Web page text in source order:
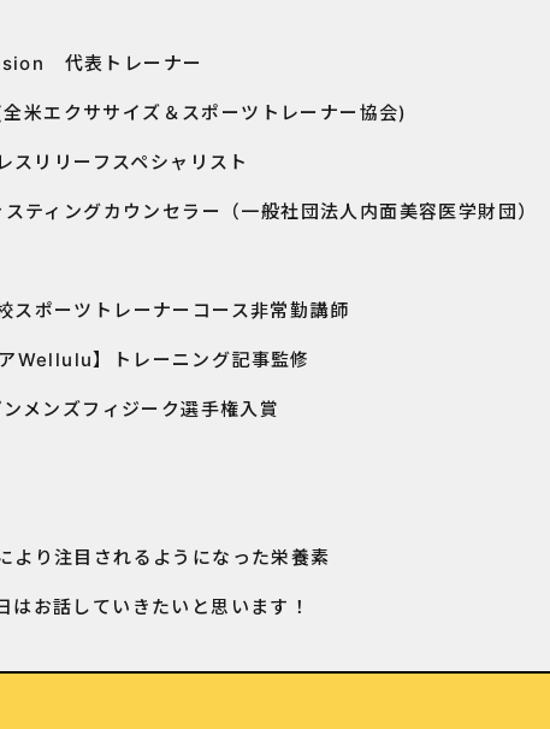
代表トレーナー
米エクササイズ＆スポーツトレーナー協会)
ーフスペシャリスト
カウンセラー（一般社団法人内面美容医学財団）
ツトレーナーコース非常勤講師
】トレーニング記事監修
メンズフィジーク選手権入賞
より注目されるようになった栄養素
はお話していきたいと思います！